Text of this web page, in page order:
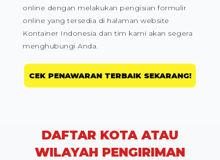
online dengan melakukan pengisian formulir
online yang tersedia di halaman website
Kontainer Indonesia dan tim kami akan segera
menghubungi Anda.
CEK PENAWARAN TERBAIK SEKARANG!
DAFTAR KOTA ATAU
WILAYAH PENGIRIMAN